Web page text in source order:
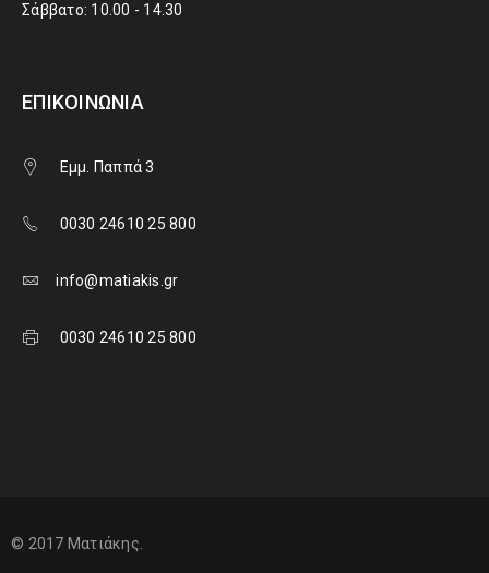
Σάββατο: 10.00 - 14.30
ΕΠΙΚΟΙΝΩΝΊΑ
Εμμ. Παππά 3
0030 24610 25 800
info@matiakis.gr
0030 24610 25 800
© 2017 Ματιάκης.